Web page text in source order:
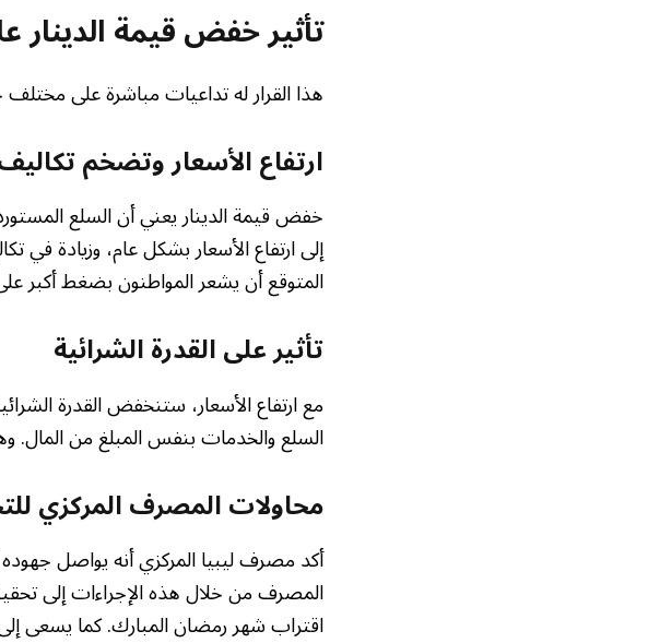
تأثير خفض قيمة الدينار
هذا القرار له تداعيات مباشرة على
ارتفاع الأسعار وتضخم
خفض قيمة الدينار يعني أن السلع
إلى ارتفاع الأسعار بشكل عام، وزيادة
المتوقع أن يشعر المواطنون بضغط أكبر
تأثير على القدرة الشرائية
مع ارتفاع الأسعار، ستنخفض القدرة
السلع والخدمات بنفس المبلغ من
محاولات المصرف المركزي
أكد مصرف ليبيا المركزي أنه يواصل جهوده
المصرف من خلال هذه الإجراءات إلى
اقتراب شهر رمضان المبارك. كما يسعى